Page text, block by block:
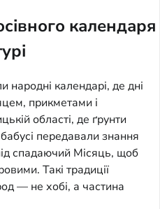
календаря
народні календарі, де дні
прикметами і
області, де ґрунти
передавали знання
спадаючий Місяць, щоб
Такі традиції
— не хобі, а частина